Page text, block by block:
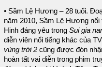
• Sầm Lệ Hương – 28 tuổi.
năm 2010, Sầm Lệ Hương
Hinh đáng yêu trong Sui gia
diễn viên nổi tiếng khác của
vùng trời 2 cũng được đón
hoàn tất vai diễn trong phim